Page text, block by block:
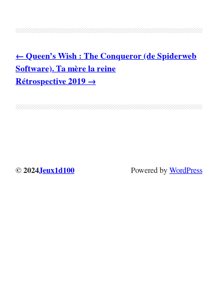
Queen’s Wish : The Conqueror (de Spiderweb
Software). Ta mère la reine
Rétrospective 2019
© 2024Jeux1d100 Powered byWordPress